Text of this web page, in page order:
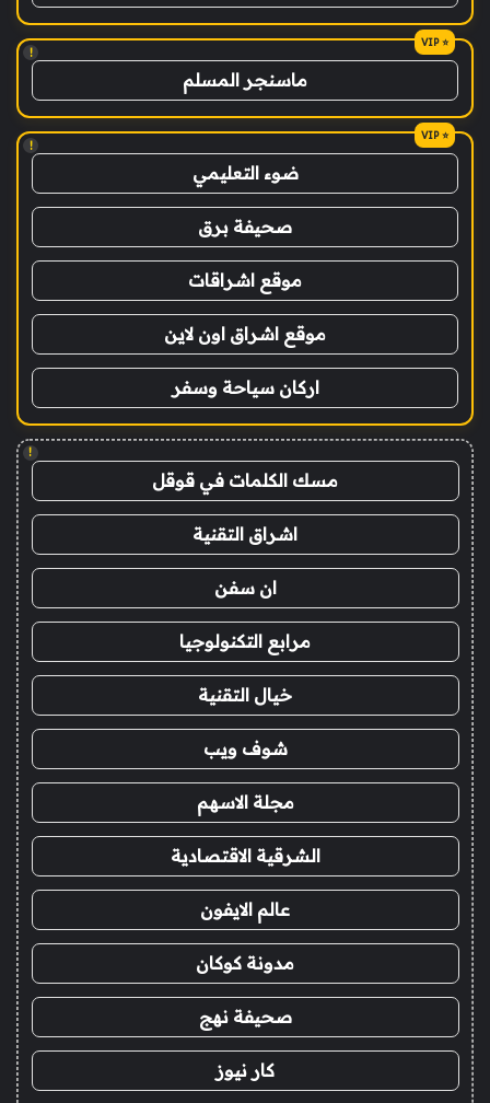
!
ماسنجر المسلم
!
ضوء التعليمي
صحيفة برق
موقع اشراقات
موقع اشراق اون لاين
اركان سياحة وسفر
!
مسك الكلمات في قوقل
اشراق التقنية
ان سفن
مرابع التكنولوجيا
خيال التقنية
شوف ويب
مجلة الاسهم
الشرقية الاقتصادية
عالم الايفون
مدونة كوكان
صحيفة نهج
كار نيوز